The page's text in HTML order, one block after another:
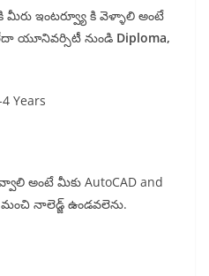
ఇంటర్వ్యూ కి వెళ్ళాలి అంటే
యూనివర్సిటీ నుండి Diploma,
4 Years
అంటే మీకు AutoCAD and
నాలెడ్జ్ ఉండవలెను.